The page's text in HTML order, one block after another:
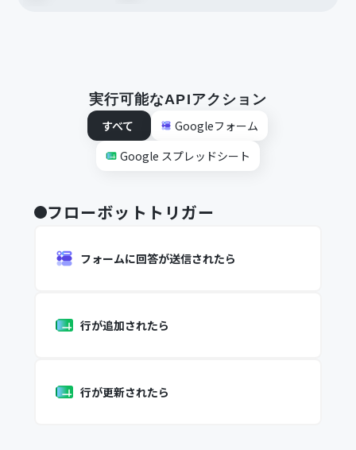
実行可能なAPIアクション
すべて
Googleフォーム
Google スプレッドシート
フローボットトリガー
フォームに回答が送信されたら
行が追加されたら
行が更新されたら